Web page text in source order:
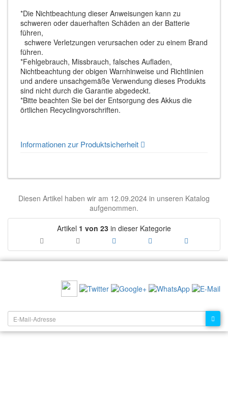
*Die Nichtbeachtung dieser Anweisungen kann zu
schweren oder dauerhaften Schäden an der Batterie
führen,
schwere Verletzungen verursachen oder zu einem Brand
führen.
*Fehlgebrauch, Missbrauch, falsches Aufladen,
Nichtbeachtung der obigen Warnhinweise und Richtlinien
und andere unsachgemäße Verwendung dieses Produkts
sind nicht durch die Garantie abgedeckt.
*Bitte beachten Sie bei der Entsorgung des Akkus die
örtlichen Recyclingvorschriften.
Informationen zur Produktsicherheit
Diesen Artikel haben wir am 12.09.2024 in unseren Katalog
aufgenommen.
Artikel 1 von 23 in dieser Kategorie